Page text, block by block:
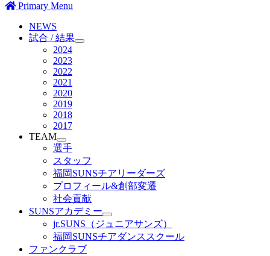
Primary Menu
NEWS
試合 / 結果
2024
2023
2022
2021
2020
2019
2018
2017
TEAM
選手
スタッフ
福岡SUNSチアリーダーズ
プロフィール&創部変遷
社会貢献
SUNSアカデミー
jr.SUNS（ジュニアサンズ）
福岡SUNSチアダンススクール
ファンクラブ